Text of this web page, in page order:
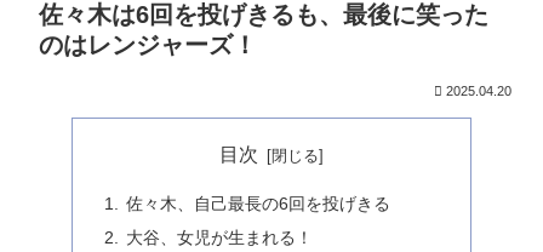
佐々木は6回を投げきるも、最後に笑った
のはレンジャーズ！
2025.04.20
目次
佐々木、自己最長の6回を投げきる
大谷、女児が生まれる！